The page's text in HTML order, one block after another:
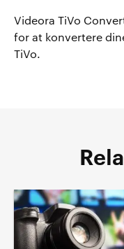
Videora TiVo
for at konvertere
TiVo.